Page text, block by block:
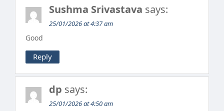
Sushma Srivastava says:
25/01/2026 at 4:37 am
Good
Reply
dp says:
25/01/2026 at 4:50 am